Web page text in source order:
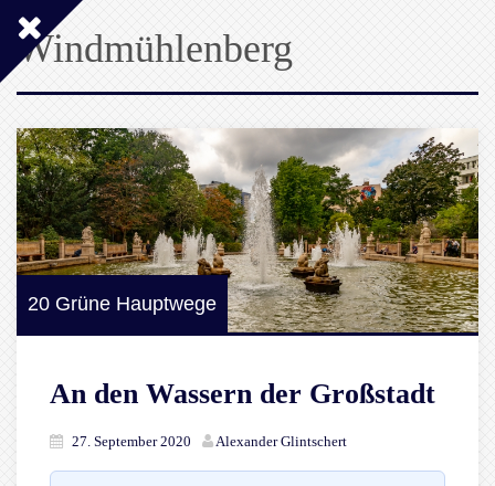
Windmühlenberg
20 Grüne Hauptwege
An den Wassern der Großstadt
27. September 2020 Alexander Glintschert